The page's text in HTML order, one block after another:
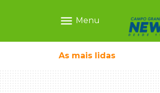
menu Menu
As mais lidas
em sequestro de bebê na Capital